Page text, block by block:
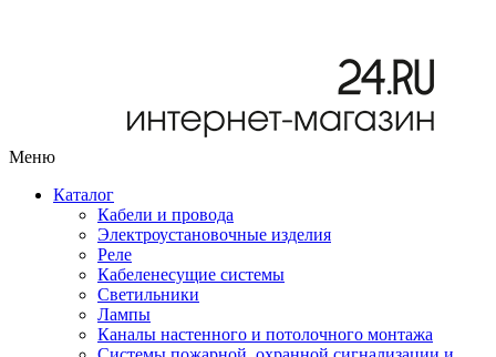
Меню
Каталог
Кабели и провода
Электроустановочные изделия
Реле
Кабеленесущие системы
Светильники
Лампы
Каналы настенного и потолочного монтажа